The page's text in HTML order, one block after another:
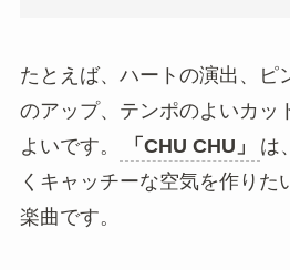
たとえば、ハートの演出、ピ
のアップ、テンポのよいカッ
よいです。
「CHU CHU」
は
くキャッチーな空気を作りた
楽曲です。